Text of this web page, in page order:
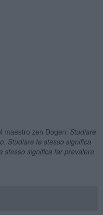
maestro zen Dogen: Studiare
Studiare te stesso significa
stesso significa far prevalere